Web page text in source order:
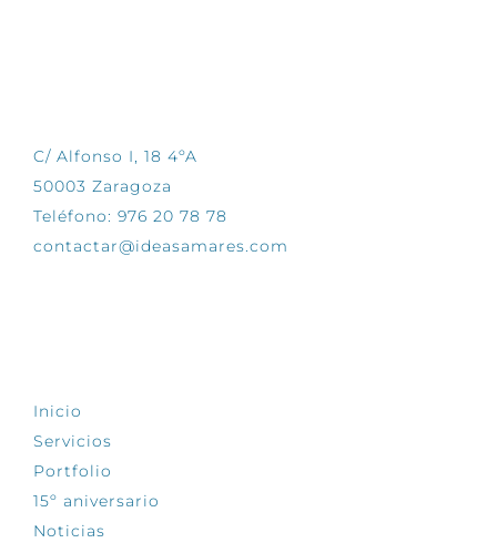
C/ Alfonso I, 18 4ºA
50003 Zaragoza
Teléfono: 976 20 78 78
contactar@ideasamares.com
Inicio
Servicios
Portfolio
15º aniversario
Noticias